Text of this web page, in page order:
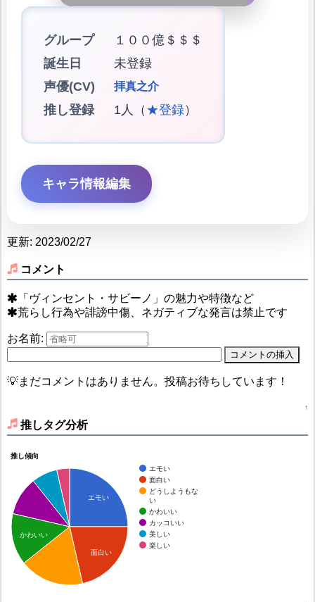
グループ
１００億＄＄＄
誕生日
未登録
声優(CV)
拝真之介
推し登録 1人（ ★登録）
キャラ情報編集
更新: 2023/02/27
コメント
「ヴィンセント・サビーノ」の魅力や特徴など
荒らし行為や誹謗中傷、ネガティブな発言は禁止です
お名前:
💡まだコメントはありません。投稿お待ちしています！
↑
推しタグ分析
推し傾向
エモい
面白い
どうしようもな
い
かわいい
カッコいい
美しい
楽しい
エモい
面白い
かわいい